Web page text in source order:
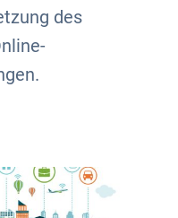
des